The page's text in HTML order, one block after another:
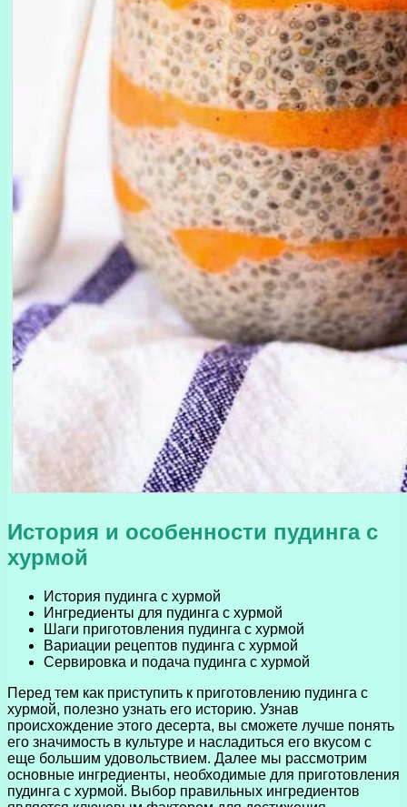
История и особенности пудинга с
хурмой
История пудинга с хурмой
Ингредиенты для пудинга с хурмой
Шаги приготовления пудинга с хурмой
Вариации рецептов пудинга с хурмой
Сервировка и подача пудинга с хурмой
Перед тем как приступить к приготовлению пудинга с
хурмой, полезно узнать его историю. Узнав
происхождение этого десерта, вы сможете лучше понять
его значимость в культуре и насладиться его вкусом с
еще большим удовольствием. Далее мы рассмотрим
основные ингредиенты, необходимые для приготовления
пудинга с хурмой. Выбор правильных ингредиентов